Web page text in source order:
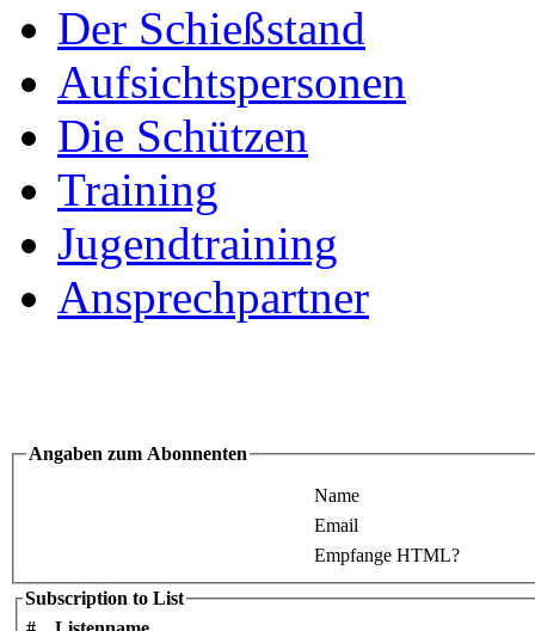
Der Schießstand
Aufsichtspersonen
Die Schützen
Training
Jugendtraining
Ansprechpartner
Angaben zum Abonnenten
Name
Email
Empfange HTML?
Subscription to List